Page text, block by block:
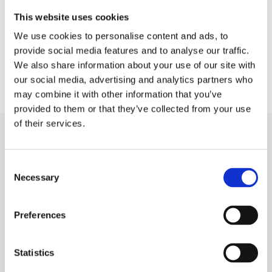
This website uses cookies
We use cookies to personalise content and ads, to
provide social media features and to analyse our traffic.
We also share information about your use of our site with
our social media, advertising and analytics partners who
may combine it with other information that you’ve
provided to them or that they’ve collected from your use
of their services.
Selection
Necessary
Preferences
Statistics
TILBAGE TIL ARRANGEMENTER